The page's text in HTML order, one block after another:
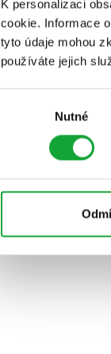
K personalizaci
cookie. Informace
tyto údaje mohou
používáte jejich
Nutné